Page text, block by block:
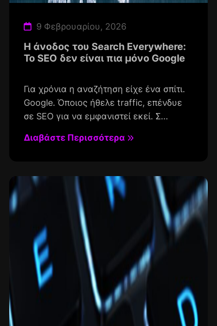
9 Φεβρουαρίου, 2026
Η άνοδος του Search Everywhere:
Το SEO δεν είναι πια μόνο Google
Για χρόνια η αναζήτηση είχε ένα σπίτι.
Google. Όποιος ήθελε traffic, επένδυε
σε SEO για να εμφανιστεί εκεί. Σ...
Διαβάστε Περισσότερα